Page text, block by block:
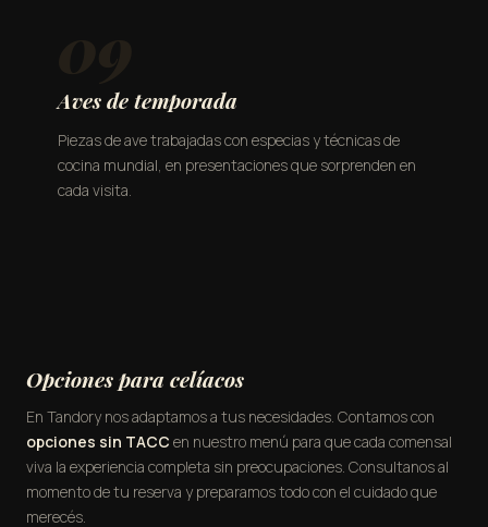
Aves de temporada
Piezas de ave trabajadas con especias y técnicas de
cocina mundial, en presentaciones que sorprenden en
cada visita.
Opciones para celíacos
En Tandory nos adaptamos a tus necesidades. Contamos con
opciones sin TACC en nuestro menú para que cada comensal
viva la experiencia completa sin preocupaciones. Consultanos al
momento de tu reserva y preparamos todo con el cuidado que
merecés.